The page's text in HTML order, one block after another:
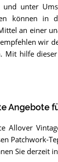
unter
können in
an einer
wir
Mit hilfe
Angebote
Allover
Patchwork-
Sie derzeit